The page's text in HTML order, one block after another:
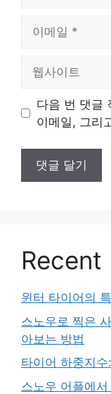
트
다음 번 댓글
이메일, 그리
Recent
윈터 타이어의
스노우로 찍은
아보는 방법
타이어 하중지
스노우 어플에